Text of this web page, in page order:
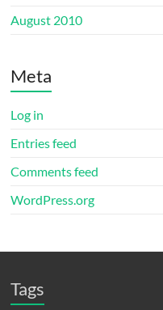
August 2010
Meta
Log in
Entries feed
Comments feed
WordPress.org
Tags